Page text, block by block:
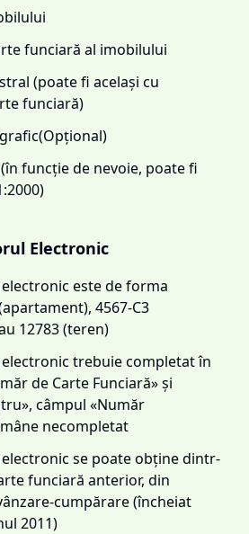
funciară al imobilului
(poate fi același cu
funciară)
funcție de nevoie, poate fi
Electronic
este de forma
4567-C3
12783 (teren)
trebuie completat în
de Carte Funciară» și
câmpul «Număr
necompletat
se poate obține dintr-
funciară anterior, din
cumpărare (încheiat
2011)